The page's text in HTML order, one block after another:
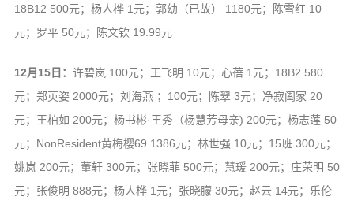
18B12 500元；杨人桦 1元；郭幼（已故） 1180元；陈雪红 10
元；罗平 50元；陈文钦 19.99元
12月15日： 许碧岚 100元；王飞明 10元；心蓓 1元；18B2 580
元；郑英姿 2000元；刘海燕 ；100元；陈翠 3元；净寂阖家 20
元；王柏如 200元；杨书彬·王秀（杨慧芳母亲) 200元；杨志莲 50
元；NonResident黄梅樱69 1386元；林世强 10元；15班 300元；
姚岚 200元；董轩 300元；张晓菲 500元；慧瑗 200元；庄荣明 50
元；张俊明 888元；杨人桦 1元；张晓朦 30元；赵云 14元；乐伦